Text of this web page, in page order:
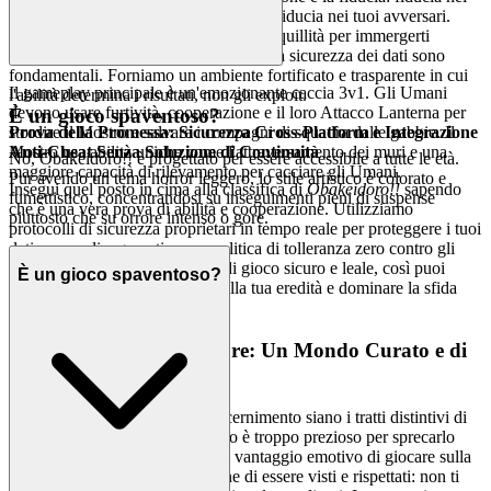
sistema, fiducia nella tua piattaforma e fiducia nei tuoi avversari.
Comprendiamo che hai bisogno di tranquillità per immergerti
veramente. Il tuo benessere emotivo e la sicurezza dei dati sono
fondamentali. Forniamo un ambiente fortificato e trasparente in cui
l'abilità determina i risultati, non gli exploit.
Prova della Promessa: Sicurezza Cross-Platform e Integrazione
Anti-Cheat Senza Soluzione di Continuità
Insegui quel posto in cima alla classifica diObakeidoro!!sapendo
che è una vera prova di abilità e cooperazione. Utilizziamo
protocolli di sicurezza proprietari in tempo reale per proteggere i tuoi
dati personali e garantire una politica di tolleranza zero contro gli
imbrogli. Costruiamo il campo di gioco sicuro e leale, così puoi
concentrarti sulla costruzione della tua eredità e dominare la sfida
4. Rispetto per il Giocatore: Un Mondo Curato e di
Qualità Superiore
Crediamo che intelligenza e discernimento siano i tratti distintivi di
un grande giocatore. Il tuo tempo è troppo prezioso per sprecarlo
con contenuti di bassa qualità. Il vantaggio emotivo di giocare sulla
nostra piattaforma è la sensazione di essere visti e rispettati: non ti
Il gameplay principale è un'emozionante caccia 3v1. Gli Umani
devono usare furtività, cooperazione e il loro Attacco Lanterna per
stordire il Mostro e salvare i compagni di squadra dalle gabbie. Il
Mostro usa abilità uniche come l'attraversamento dei muri e una
maggiore capacità di rilevamento per cacciare gli Umani.
È un gioco spaventoso?
No, Obakeidoro!! è progettato per essere accessibile a tutte le età.
Pur avendo un tema horror leggero, lo stile artistico è colorato e
fumettistico, concentrandosi su inseguimenti pieni di suspense
piuttosto che su orrore intenso o gore.
È un gioco spaventoso?